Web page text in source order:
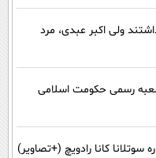
ولی اکبر عبدی، مرد
رسمی حکومت اسلامی
سوتلانا کانا رادویچ (+تصاویر)